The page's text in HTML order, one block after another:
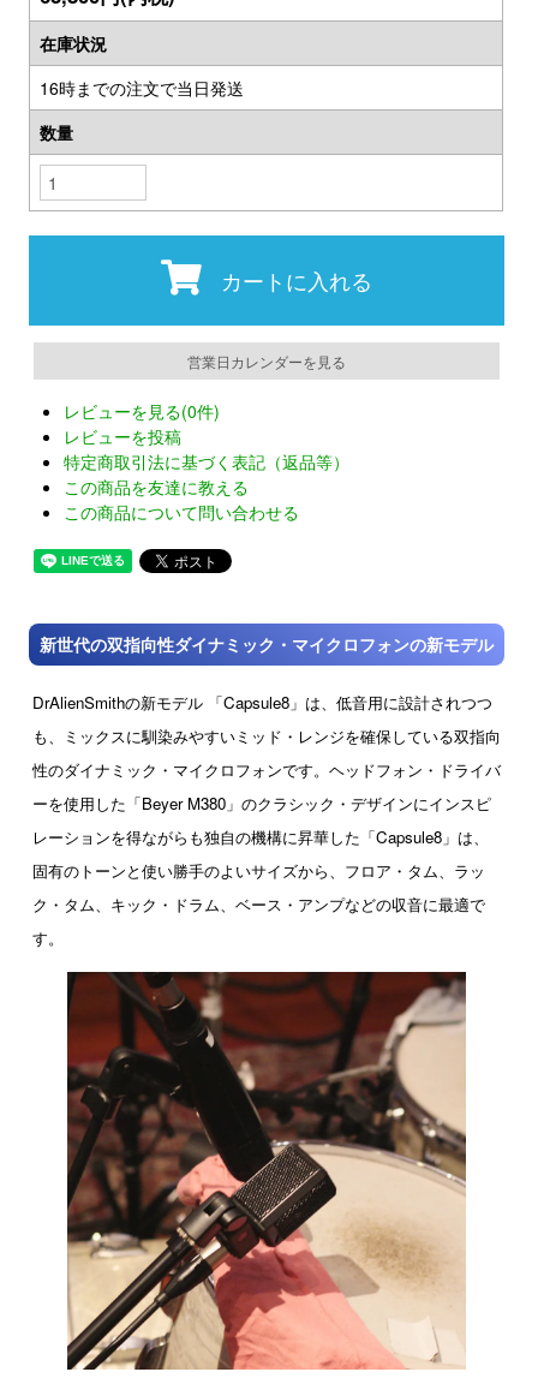
在庫状況
16時までの注文で当日発送
数量
カートに入れる
営業日カレンダーを見る
レビューを見る(0件)
レビューを投稿
特定商取引法に基づく表記（返品等）
この商品を友達に教える
この商品について問い合わせる
新世代の双指向性ダイナミック・マイクロフォンの新モデル
DrAlienSmithの新モデル 「Capsule8」は、低音用に設計されつつ
も、ミックスに馴染みやすいミッド・レンジを確保している双指向
性のダイナミック・マイクロフォンです。ヘッドフォン・ドライバ
ーを使用した「Beyer M380」のクラシック・デザインにインスピ
レーションを得ながらも独自の機構に昇華した「Capsule8」は、
固有のトーンと使い勝手のよいサイズから、フロア・タム、ラッ
ク・タム、キック・ドラム、ベース・アンプなどの収音に最適で
す。